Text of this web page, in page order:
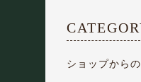
ショップから